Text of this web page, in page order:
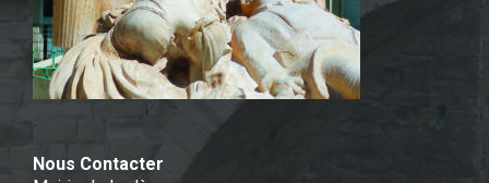
Nous Contacter